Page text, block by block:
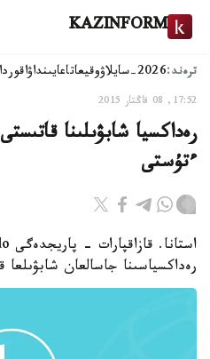
KAZINFORM
ترەند:2026-سايلاۋ وقيعاتاعايىنداۋاقوردا
17:52, 08 قاڭتار 2015
ءتۇستى
رەداكسياسىنا جاسالعان شابۋىلعا